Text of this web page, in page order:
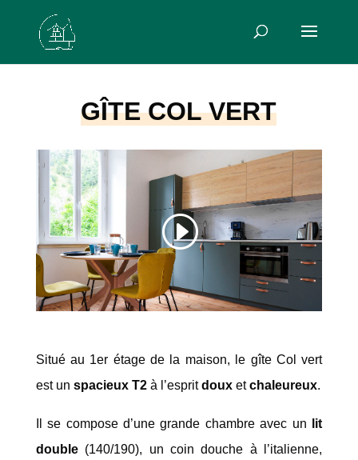
GÎTE COL VERT
Situé au 1er étage de la maison, le gîte Col vert
est un spacieux T2à l’espritdouxetchaleureux.
Il se compose d’une grande chambre avec un lit
double(140/190), un coin douche à l’italienne,